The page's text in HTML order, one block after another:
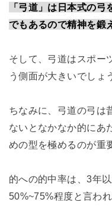
「弓道」は日本式の
でもあるので精神を鍛
そして、弓道はスポー
う側面が大きいでしょ
ちなみに、弓道の弓は
ないとなかなか的にあ
めの型を極めるのが重
的への的中率は、3年
50%~75%程度と言われ